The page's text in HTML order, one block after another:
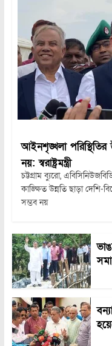
আইনশৃঙ্খলা পরিস্থিতির
নয়: স্বরাষ্ট্রমন্ত্রী
চট্টগ্রাম ব্যুরো,
কাঙ্ক্ষিত উন্নতি ছাড়া
সম্ভব নয়